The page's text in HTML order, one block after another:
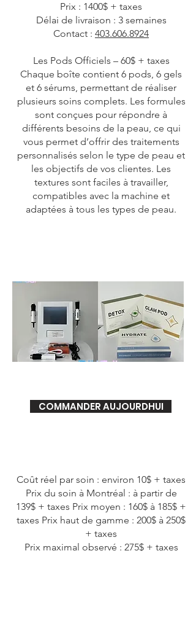
Prix : 1400$ + taxes
Délai de livraison : 3 semaines
Contact : 403.606.8924
Les Pods Officiels – 60$ + taxes
Chaque boîte contient 6 pods, 6 gels
et 6 sérums, permettant de réaliser
plusieurs soins complets. Les formules
sont conçues pour répondre à
différents besoins de la peau, ce qui
vous permet d’offrir des traitements
personnalisés selon le type de peau et
les objectifs de vos clientes. Les
textures sont faciles à travailler,
compatibles avec la machine et
adaptées à tous les types de peau.
Coût réel par soin : environ 10$ + taxes
Prix du soin à Montréal : à partir de
139$ + taxes Prix moyen : 160$ à 185$ +
taxes Prix haut de gamme : 200$ à 250$
+ taxes
Prix maximal observé : 275$ + taxes
COMMANDER AUJOURDHUI